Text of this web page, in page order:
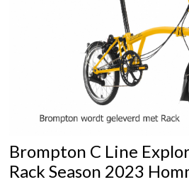
Brompton C Line
Rack Season 2023